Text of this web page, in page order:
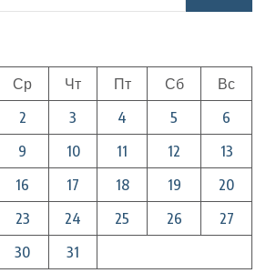
Ср Чт Пт Сб
Вс
2 3 4 5
6
9 10 11 12
13
16 17 18 19
20
23 24 25 26
27
30 31